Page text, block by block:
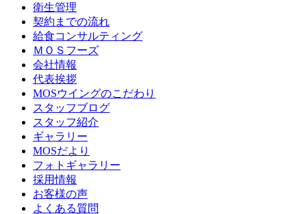
衛生管理
契約までの流れ
給食コンサルティング
ＭＯＳフーズ
会社情報
代表挨拶
MOSウイングのこだわり
スタッフブログ
スタッフ紹介
ギャラリー
MOSだより
フォトギャラリー
採用情報
お客様の声
よくある質問